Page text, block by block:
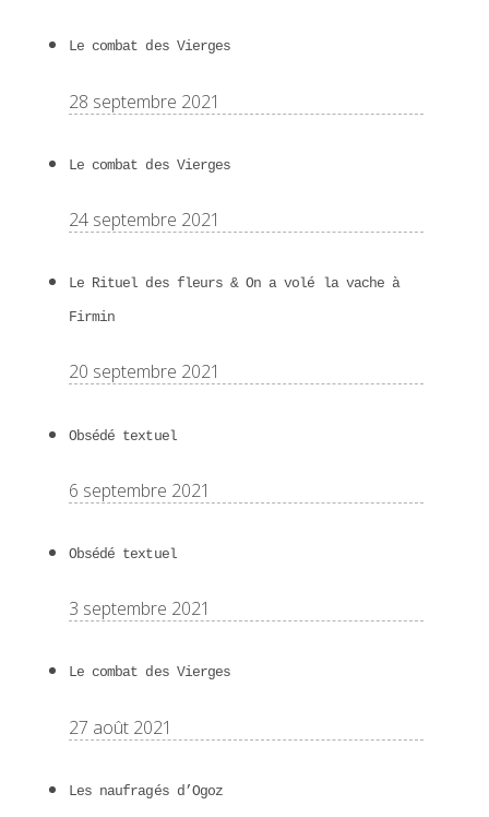
Le combat des Vierges
28 septembre 2021
Le combat des Vierges
24 septembre 2021
Le Rituel des fleurs & On a volé la vache à
Firmin
20 septembre 2021
Obsédé textuel
6 septembre 2021
Obsédé textuel
3 septembre 2021
Le combat des Vierges
27 août 2021
Les naufragés d’Ogoz